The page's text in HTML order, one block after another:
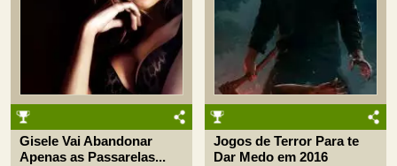
Gisele Vai Abandonar
Apenas as Passarelas...
Jogos de Terror Para te
Dar Medo em 2016